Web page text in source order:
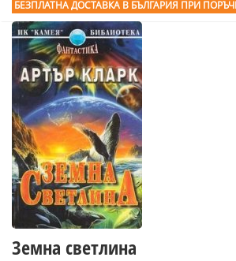
БЕЗПЛАТНА ДОСТАВКА В БЪЛГАРИЯ ПРИ
Земна светлина